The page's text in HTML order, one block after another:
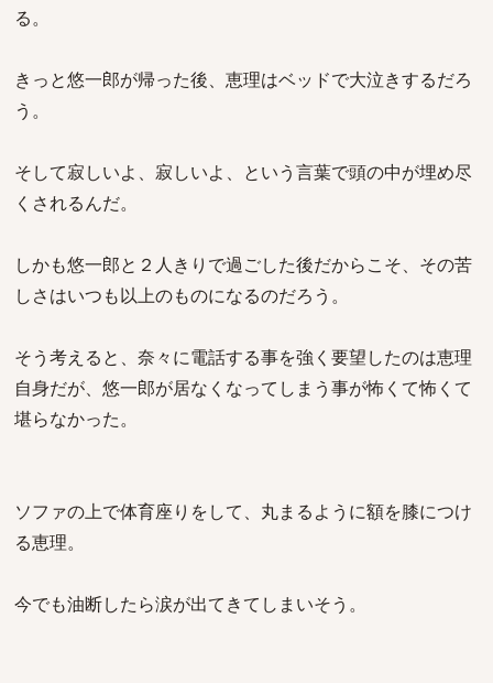
る。
きっと悠一郎が帰った後、恵理はベッドで大泣きするだろ
う。
そして寂しいよ、寂しいよ、という言葉で頭の中が埋め尽
くされるんだ。
しかも悠一郎と２人きりで過ごした後だからこそ、その苦
しさはいつも以上のものになるのだろう。
そう考えると、奈々に電話する事を強く要望したのは恵理
自身だが、悠一郎が居なくなってしまう事が怖くて怖くて
堪らなかった。
ソファの上で体育座りをして、丸まるように額を膝につけ
る恵理。
今でも油断したら涙が出てきてしまいそう。